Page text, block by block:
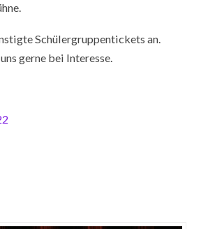
Schülergruppentickets an.
gerne bei Interesse.